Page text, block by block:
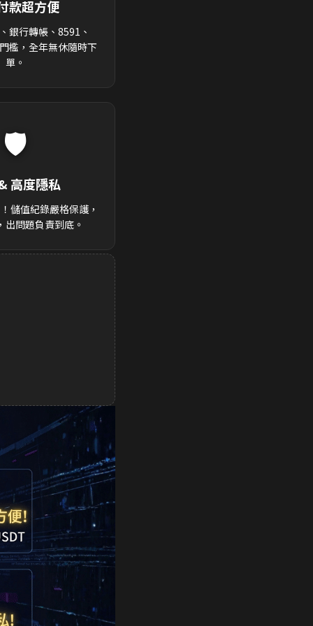
款超方便
銀行轉帳、8591、
檻，全年無休隨時下
單。
🛡️
高度隱私
儲值紀錄嚴格保護，
出問題負責到底。